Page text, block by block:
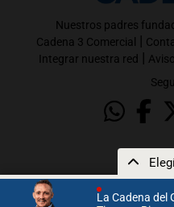
La Cadena del
Nuestros padres
Cadena 3 Comercial |
Integrar nuestra red |